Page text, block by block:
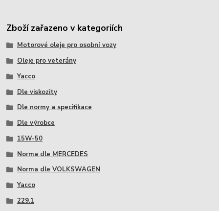
Zboží zařazeno v kategoriích
Motorové oleje pro osobní vozy
Oleje pro veterány
Yacco
Dle viskozity
Dle normy a specifikace
Dle výrobce
15W-50
Norma dle MERCEDES
Norma dle VOLKSWAGEN
Yacco
229.1